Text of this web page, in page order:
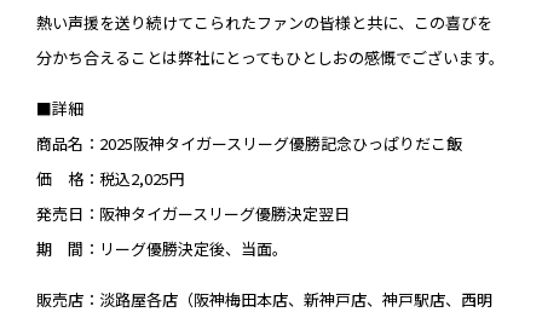
熱い声援を送り続けてこられたファンの皆様と共に、この喜びを
分かち合えることは弊社にとってもひとしおの感慨でございます。
■詳細
商品名：2025阪神タイガースリーグ優勝記念ひっぱりだこ飯
価 格：税込2,025円
発売日：阪神タイガースリーグ優勝決定翌日
期 間：リーグ優勝決定後、当面。
販売店：淡路屋各店（阪神梅田本店、新神戸店、神戸駅店、西明